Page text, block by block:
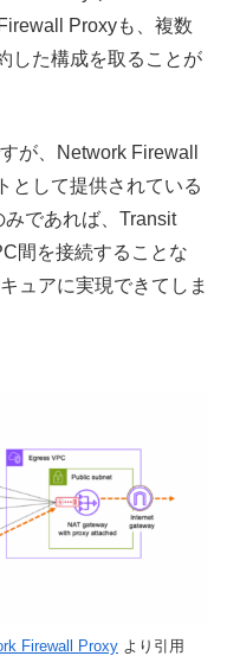
Proxyも、複数
した構成を取ることが
が、Network Firewall
として提供されている
であれば、Transit
間を接続することな
ュアに実現できてしま
Firewall Proxy より引用